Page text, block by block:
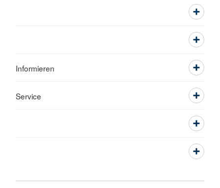
Informieren
Service